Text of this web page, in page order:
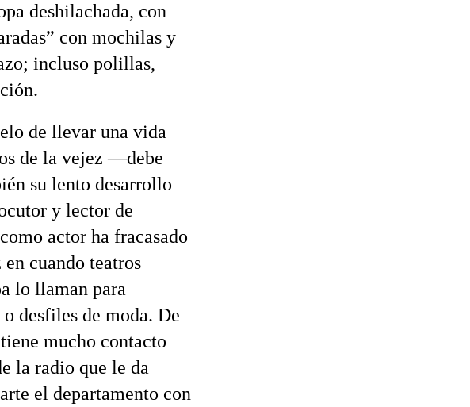
deshilachada, con
con mochilas y
incluso polillas,
de llevar una vida
de la vejez —debe
su lento desarrollo
y lector de
actor ha fracasado
cuando teatros
lo llaman para
desfiles de moda. De
mucho contacto
la radio que le da
el departamento con